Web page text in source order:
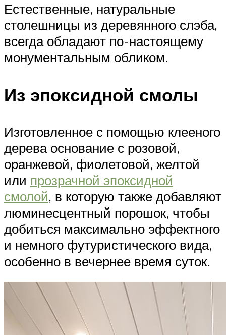
Естественные, натуральные
столешницы из деревянного слэба,
всегда обладают по-настоящему
монументальным обликом.
Из эпоксидной смолы
Изготовленное с помощью клееного
дерева основание с розовой,
оранжевой, фиолетовой, желтой
или прозрачной эпоксидной
смолой, в которую также добавляют
люминесцентный порошок, чтобы
добиться максимально эффектного
и немного футуристического вида,
особенно в вечернее время суток.